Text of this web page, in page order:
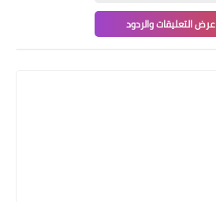
عرض التعليقات والردود